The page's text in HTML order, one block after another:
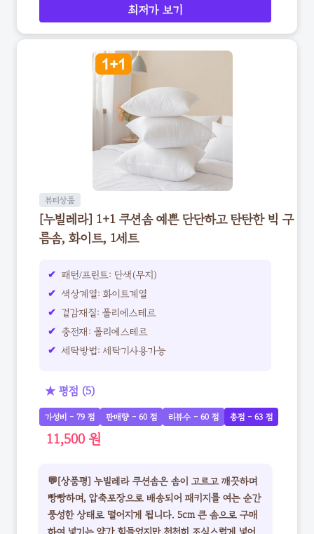
최저가 보기
뷰티상품
[누빌레라] 1+1 쿠션솜 예쁜 단단하고 탄탄한 빅 구
름솜, 화이트, 1세트
패턴/프린트: 단색(무지)
색상계열: 화이트계열
겉감재질: 폴리에스테르
충전재: 폴리에스테르
세탁방법: 세탁기사용가능
★ 평점 (5)
가성비 - 79 점 판매량 - 60 점 리뷰수 - 60 점 총점 - 63 점
11,500 원
💬[상품평] 누빌레라 쿠션솜은 솜이 고르고 깨끗하며
빵빵하며, 압축포장으로 배송되어 패키지를 여는 순간
풍성한 상태로 떨어지게 됩니다. 5cm 큰 솜으로 구매
하여 넣기는 약간 힘들었지만 천천히 조심스럽게 넣어